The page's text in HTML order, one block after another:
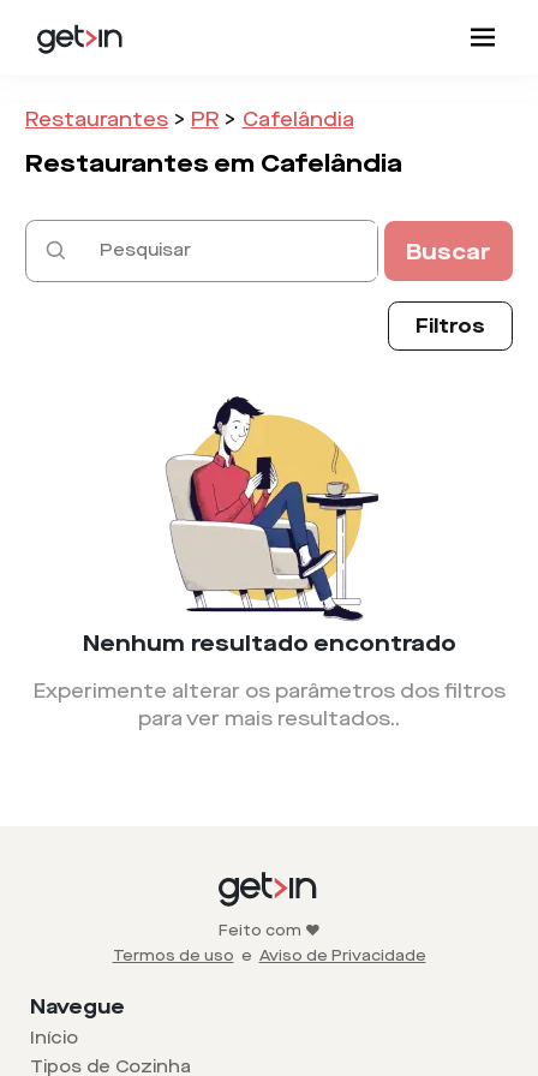
Restaurantes > PR > Cafelândia
Restaurantes em Cafelândia
Buscar
Filtros
Nenhum resultado encontrado
Experimente alterar os parâmetros dos filtros
para ver mais resultados..
Feito com ❤️
Termos de uso e Aviso de Privacidade
Navegue
Início
Tipos de Cozinha